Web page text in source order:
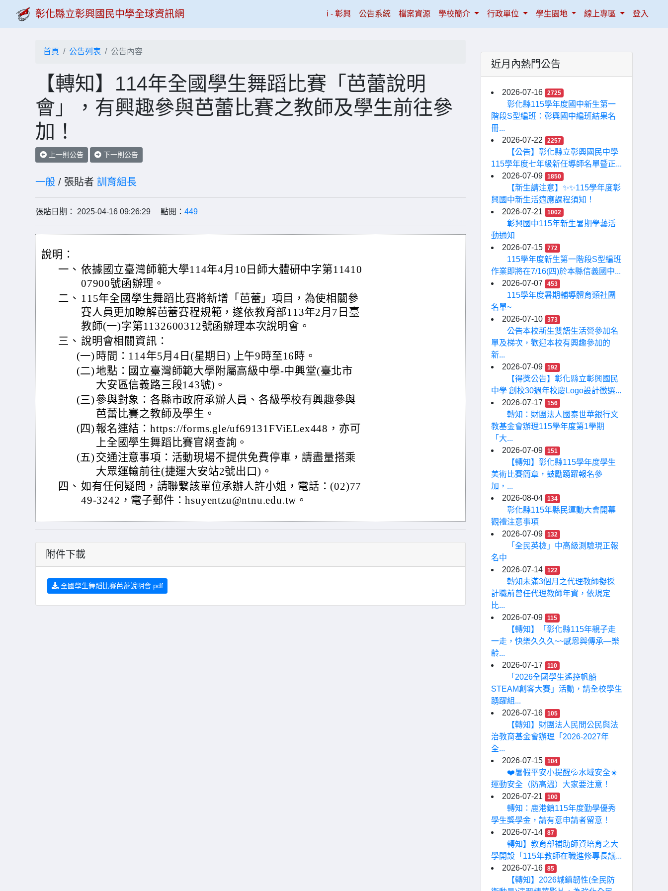
彰化縣立彰興國民中學全球資訊網 i - 彰興(current)
公告系統 檔案資源 學校簡介 行政單位 學生園地 線上專區 登入
首頁 公告列表 公告內容
【轉知】114年全國學生舞蹈比賽「芭蕾說明
會」，有興趣參與芭蕾比賽之教師及學生前往參
加！
上一則公告 下一則公告
一般 / 張貼者 訓育組長
張貼日期： 2025-04-16 09:26:29 點閱： 449
說明：
一、 依據國立臺灣師範大學114年4月10日師大體研中字第11410
07900號函辦理。
二、 115年全國學生舞蹈比賽將新增「芭蕾」項目，為使相關參
賽人員更加瞭解芭蕾賽程規範，遂依教育部113年2月7日臺
教師(一)字第1132600312號函辦理本次說明會。
三、 說明會相關資訊：
(一) 時間：114年5月4日(星期日) 上午9時至16時。
(二)地點：國立臺灣師範大學附屬高級中學-中興堂(臺北市
大安區信義路三段143號)。
(三) 參與對象：各縣市政府承辦人員、各級學校有興趣參與
芭蕾比賽之教師及學生。
(四) 報名連結：https://forms.gle/uf69131FViELex448，亦可
上全國學生舞蹈比賽官網查詢。
(五) 交通注意事項：活動現場不提供免費停車，請盡量搭乘
大眾運輸前往(捷運大安站2號出口)。
四、 如有任何疑問，請聯繫該單位承辦人許小姐，電話：(02)77
49-3242，電子郵件：hsuyentzu@ntnu.edu.tw。
附件下載
全國學生舞蹈比賽芭蕾說明會.pdf
近月內熱門公告
2026-07-16 2725
彰化縣115學年度國中新生第一
階段S型編班：彰興國中編班結果名
冊...
2026-07-22
2257
【公告】彰化縣立彰興國民中學
115學年度七年級新任導師名單暨正...
2026-07-09
1850
【新生請注意】✨✨115學年度彰
興國中新生活適應課程須知！
2026-07-21
1002
彰興國中115年新生暑期學藝活
動通知
2026-07-15
772
115學年度新生第一階段S型編班
作業即將在7/16(四)於本縣信義國中...
2026-07-07
453
115學年度暑期輔導體育類社團
名單~
2026-07-10
373
公告本校新生雙語生活營參加名
單及梯次，歡迎本校有興趣參加的
新...
2026-07-09
192
【得獎公告】彰化縣立彰興國民
中學 創校30週年校慶Logo設計徵選...
2026-07-17
156
轉知：財團法人國泰世華銀行文
教基金會辦理115學年度第1學期
「大...
2026-07-09
151
【轉知】彰化縣115學年度學生
美術比賽簡章，鼓勵踴躍報名參
加，...
2026-08-04
134
彰化縣115年縣民運動大會開幕
觀禮注意事項
2026-07-09
132
「全民英檢」中高級測驗現正報
名中
2026-07-14
122
轉知未滿3個月之代理教師擬採
計職前曾任代理教師年資，依規定
比...
2026-07-09
115
【轉知】「彰化縣115年親子走
一走，快樂久久久~~感恩與傳承—樂
齡...
2026-07-17
110
「2026全國學生遙控帆船
STEAM創客大賽」活動，請全校學生
踴躍組...
2026-07-16
105
【轉知】財團法人民間公民與法
治教育基金會辦理「2026-2027年
全...
2026-07-15
104
❤️暑假平安小提醒💦水域安全☀️
運動安全（防高溫）大家要注意！
2026-07-21
100
轉知：鹿港鎮115年度勤學優秀
學生獎學金，請有意申請者留意！
2026-07-14
87
轉知】教育部補助師資培育之大
學開設「115年教師在職進修專長議...
2026-07-16
85
【轉知】2026城鎮韌性(全民防